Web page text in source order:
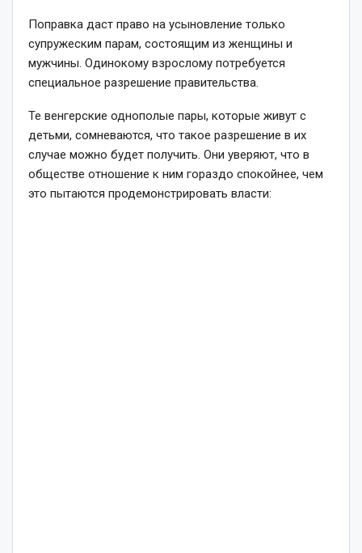
Поправка даст право на усыновление только
супружеским парам, состоящим из женщины и
мужчины. Одинокому взрослому потребуется
специальное разрешение правительства.
Те венгерские однополые пары, которые живут с
детьми, сомневаются, что такое разрешение в их
случае можно будет получить. Они уверяют, что в
обществе отношение к ним гораздо спокойнее, чем
это пытаются продемонстрировать власти: